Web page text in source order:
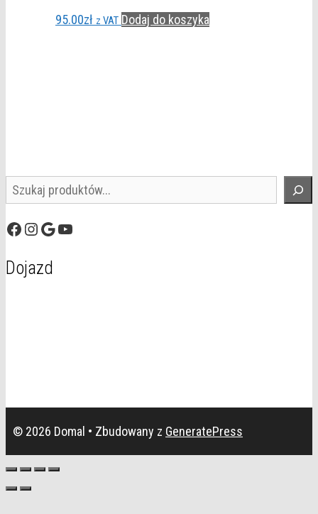
95.00zł z VAT Dodaj do koszyka
Szukaj
Facebook
Instagram
GoogleYouTube
Dojazd
© 2026 Domal • Zbudowany z GeneratePress